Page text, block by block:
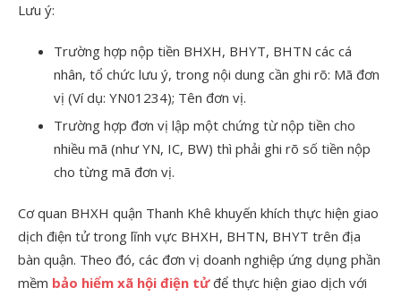
Lưu ý:
Trường hợp nộp tiền BHXH, BHYT, BHTN các cá
nhân, tổ chức lưu ý, trong nội dung cần ghi rõ: Mã đơn
vị (Ví dụ: YN01234); Tên đơn vị.
Trường hợp đơn vị lập một chứng từ nộp tiền cho
nhiều mã (như YN, IC, BW) thì phải ghi rõ số tiền nộp
cho từng mã đơn vị.
Cơ quan BHXH quận Thanh Khê khuyến khích thực hiện giao
dịch điện tử trong lĩnh vực BHXH, BHTN, BHYT trên địa
bàn quận. Theo đó, các đơn vị doanh nghiệp ứng dụng phần
mềm bảo hiểm xã hội điện tửđể thực hiện giao dịch với